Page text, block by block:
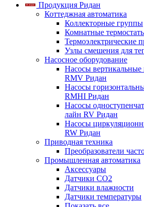
Продукция Ридан
Коттеджная автоматика
Коллекторные группы
Комнатные
Термоэлектрические
Узлы смешения для
Насосное оборудование
Насосы вертикальные
RMV Ридан
Насосы
RMHI Ридан
Насосы
лайн RV Ридан
Насосы
RW Ридан
Приводная техника
Преобразователи
Промышленная автоматика
Аксессуары
Датчики CO2
Датчики влажности
Датчики температуры